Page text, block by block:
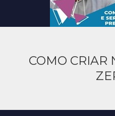
COMO CRIAR